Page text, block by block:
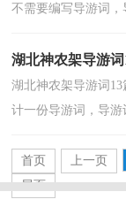
不需要编写导游词
湖北神农架导游词
湖北神农架导游词
计一份导游词，导
首页
上一页
尾页